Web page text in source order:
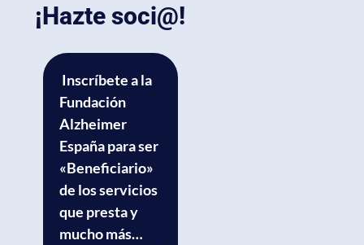
¡Hazte soci@!
Inscríbete a la
Fundación
Alzheimer
España para ser
«Beneficiario»
de los servicios
que presta y
mucho más…